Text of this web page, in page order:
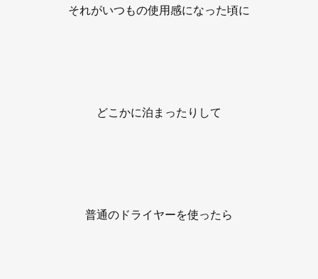
それがいつもの使用感になった頃に
どこかに泊まったりして
普通のドライヤーを使ったら